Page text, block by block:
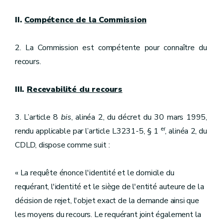
II. Compétence de la Commission
2. La Commission est compétente pour connaître du
recours.
III. Recevabilité du recours
3. L’article 8bis, alinéa 2, du décret du 30 mars 1995,
rendu applicable par l’article L3231-5, § 1 er, alinéa 2, du
CDLD, dispose comme suit :
« La requête énonce l'identité et le domicile du
requérant, l'identité et le siège de l'entité auteure de la
décision de rejet, l'objet exact de la demande ainsi que
les moyens du recours. Le requérant joint également la